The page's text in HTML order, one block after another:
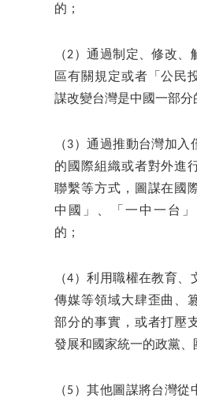
的；
（2）通過制定、修改
區有關規定或者「公民
謀改變台灣是中國一部分
（3）通過推動台灣加入
的國際組織或者對外進
聯繫等方式，圖謀在國
中國」、「一中一台」
的；
（4）利用職權在教育、
傳媒等領域大肆歪曲、
部分的事實，或者打壓
發展和國家統一的政黨、
（5）其他圖謀將台灣